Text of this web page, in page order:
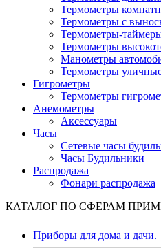
Термометры
Термометры с
Термометры-
Термометры
Манометры
Термометры
Гигрометры
Термометры
Анемометры
Аксессуары
Часы
Сетевые часы
Часы Будильники
Распродажа
Фонари распродажа
КАТАЛОГ ПО СФЕРАМ
Приборы для дома и дачи.